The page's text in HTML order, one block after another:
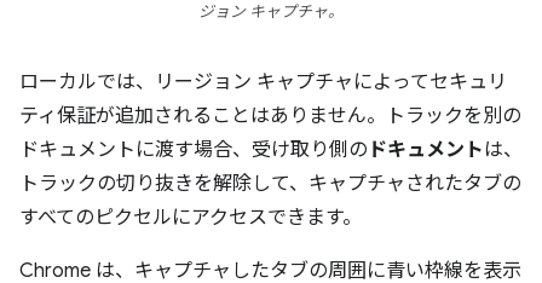
ジョン キャプチャ。
ローカルでは、リージョン キャプチャによってセキュリ
ティ保証が追加されることはありません。トラックを別の
ドキュメントに渡す場合、受け取り側の ドキュメントは、
トラックの切り抜きを解除して、キャプチャされたタブの
すべてのピクセルにアクセスできます。
Chrome は、キャプチャしたタブの周囲に青い枠線を表示